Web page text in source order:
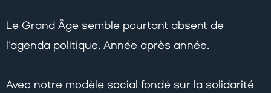
Le Grand Âge semble pourtant absent de
l’agenda politique. Année après année.
Avec notre modèle social fondé sur la solidarité